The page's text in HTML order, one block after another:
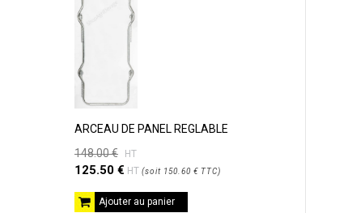
ARCEAU DE PANEL REGLABLE
148.00 €
HT
125.50 € HT (soit 150.60 € TTC)
Ajouter au panier